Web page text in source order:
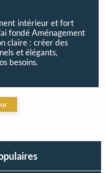
intérieur et fort
fondé Aménagement
claire : créer des
et élégants,
besoins.